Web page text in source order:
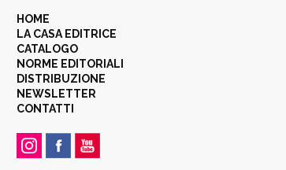
HOME
LA CASA EDITRICE
CATALOGO
NORME EDITORIALI
DISTRIBUZIONE
NEWSLETTER
CONTATTI